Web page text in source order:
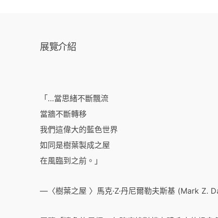
展覽介紹
「…當思緒不斷飄流
當牆不斷轉移
我們這偉大的藍色世界
如同是樹葉製成之屋
在風臨到之前。」
—〈樹葉之屋 〉馬克·Z·丹尼爾勒夫斯基 (Mark Z.